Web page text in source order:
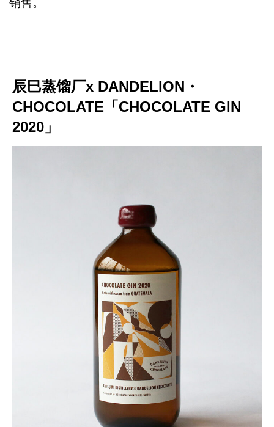
销售。
辰巳蒸馏厂x DANDELION・
CHOCOLATE「CHOCOLATE GIN
2020」